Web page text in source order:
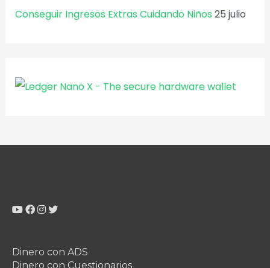
Conseguir Ingresos Extras Cuidando Niños 25 julio
Dinero con ADS
Dinero con Cuestionarios